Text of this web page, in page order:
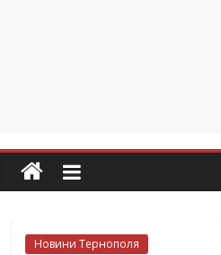
Новини Тернополя